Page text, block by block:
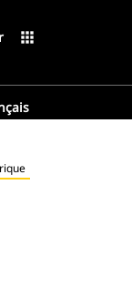
apps